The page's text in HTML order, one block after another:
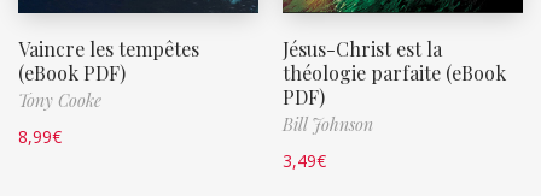
Vaincre les tempêtes
(eBook PDF)
Tony Cooke
8,99€
Jésus-Christ est la
théologie parfaite (eBook
PDF)
Bill Johnson
3,49€